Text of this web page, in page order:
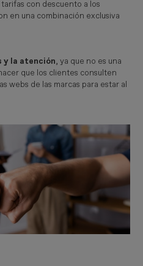
con descuento a los
en una combinación exclusiva
y la atención, ya que no es una
que los clientes consulten
webs de las marcas para estar al